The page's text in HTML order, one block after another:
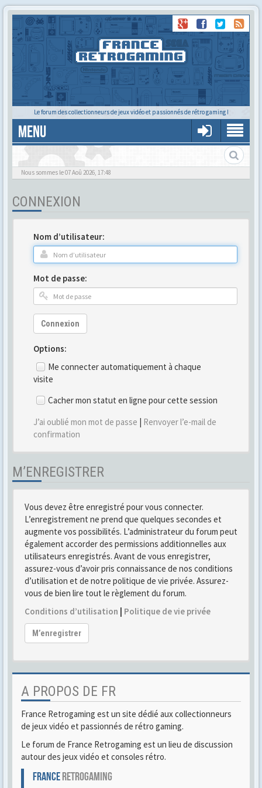
Le forum des collectionneurs de jeux vidéo et passionnés de rétro gaming !
MENU
Gère ton profil et tes préférences
Nous sommes le 07 Aoû 2026, 17:48
CONNEXION
Nom d’utilisateur:
Mot de passe:
Connexion
Options:
Me connecter automatiquement à chaque
visite
Cacher mon statut en ligne pour cette session
J’ai oublié mon mot de passe | Renvoyer l’e-mail de
confirmation
M’ENREGISTRER
Vous devez être enregistré pour vous connecter.
L’enregistrement ne prend que quelques secondes et
augmente vos possibilités. L’administrateur du forum peut
également accorder des permissions additionnelles aux
utilisateurs enregistrés. Avant de vous enregistrer,
assurez-vous d’avoir pris connaissance de nos conditions
d’utilisation et de notre politique de vie privée. Assurez-
vous de bien lire tout le règlement du forum.
Conditions d’utilisation | Politique de vie privée
M’enregistrer
A PROPOS DE FR
France Retrogaming est un site dédié aux collectionneurs
de jeux vidéo et passionnés de rétro gaming.
Le forum de France Retrogaming est un lieu de discussion
autour des jeux vidéo et consoles rétro.
FRANCERETROGAMING